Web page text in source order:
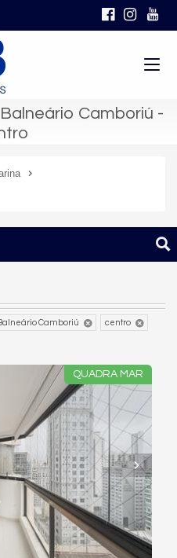
Camboriú -
Camboriú centro
QUADRA MAR